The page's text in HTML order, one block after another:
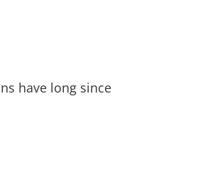
have long since